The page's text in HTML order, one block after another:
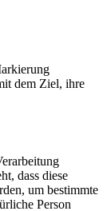
dem Ziel, ihre
dass diese
um bestimmte
Person